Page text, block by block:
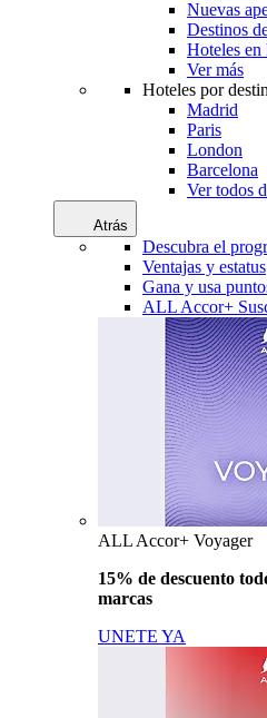
Nuevas
Destinos
Hoteles en
Ver más
Hoteles por
Madrid
Paris
London
Barcelona
Ver todos
Atrás
Descubra el
Ventajas y estatus
Gana y usa
ALL Accor+
ALL Accor+ Voyager
15% de descuento
marcas
UNETE YA